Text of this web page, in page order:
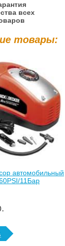
всех
товары:
автомобильный
11Бар